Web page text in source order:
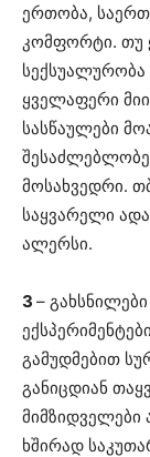
ერთობა,
კომფორტი. თუ
ყველაფერი
სასწაულები
მოსახვედრი.
საყვარელი
ალერსი.
3 –
გამუდმებით
განიცდიან
მიმზიდველები
ხშირად